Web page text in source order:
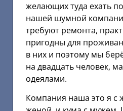
желающих туда ехать
нашей шумной
требуют ремонта,
пригодны для
в них и поэтому мы
на двадцать человек,
одеялами.
Компания наша это я с